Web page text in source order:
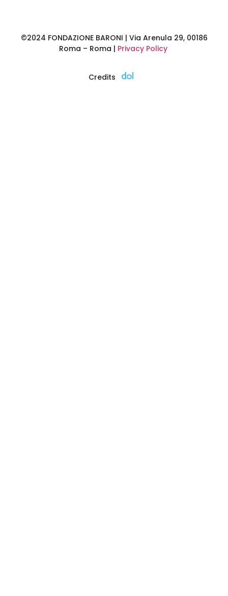
©2024 FONDAZIONE BARONI | Via Arenula 29, 00186
Roma – Roma | Privacy Policy
Credits